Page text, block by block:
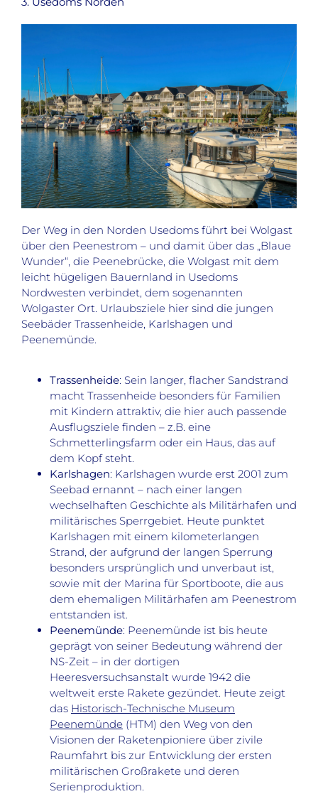
Der Weg in den Norden Usedoms führt bei Wolgast
über den Peenestrom – und damit über das „Blaue
Wunder“, die Peenebrücke, die Wolgast mit dem
leicht hügeligen Bauernland in Usedoms
Nordwesten verbindet, dem sogenannten
Wolgaster Ort. Urlaubsziele hier sind die jungen
Seebäder Trassenheide, Karlshagen und
Peenemünde.
Trassenheide: Sein langer, flacher Sandstrand
macht Trassenheide besonders für Familien
mit Kindern attraktiv, die hier auch passende
Ausflugsziele finden – z.B. eine
Schmetterlingsfarm oder ein Haus, das auf
dem Kopf steht.
Karlshagen: Karlshagen wurde erst 2001 zum
Seebad ernannt – nach einer langen
wechselhaften Geschichte als Militärhafen und
militärisches Sperrgebiet. Heute punktet
Karlshagen mit einem kilometerlangen
Strand, der aufgrund der langen Sperrung
besonders ursprünglich und unverbaut ist,
sowie mit der Marina für Sportboote, die aus
dem ehemaligen Militärhafen am Peenestrom
entstanden ist.
Peenemünde: Peenemünde ist bis heute
geprägt von seiner Bedeutung während der
NS-Zeit – in der dortigen
Heeresversuchsanstalt wurde 1942 die
weltweit erste Rakete gezündet. Heute zeigt
das Historisch-Technische Museum
Peenemünde(HTM) den Weg von den
Visionen der Raketenpioniere über zivile
Raumfahrt bis zur Entwicklung der ersten
militärischen Großrakete und deren
Serienproduktion.